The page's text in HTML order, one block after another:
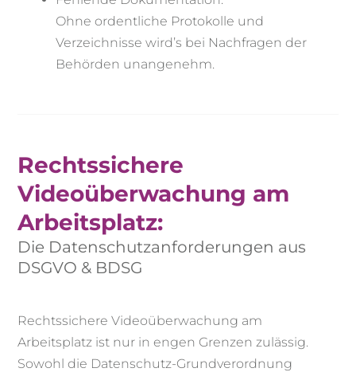
Ohne ordentliche Protokolle und
Verzeichnisse wird’s bei Nachfragen der
Behörden unangenehm.
Rechtssichere
Videoüberwachung am
Arbeitsplatz:
Die Datenschutzanforderungen aus
DSGVO & BDSG
Rechtssichere Videoüberwachung am
Arbeitsplatz ist nur in engen Grenzen zulässig.
Sowohl die Datenschutz-Grundverordnung